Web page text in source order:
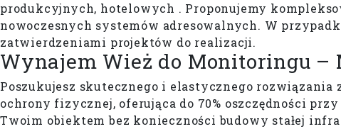
produkcyjnych, hotelowych . Proponujemy
nowoczesnych systemów adresowalnych. W
zatwierdzeniami projektów do realizacji.
Wynajem Wież do Monitoringu –
Poszukujesz skutecznego i elastycznego
ochrony fizycznej, oferująca do 70% oszczędności
Twoim obiektem bez konieczności budowy stałej